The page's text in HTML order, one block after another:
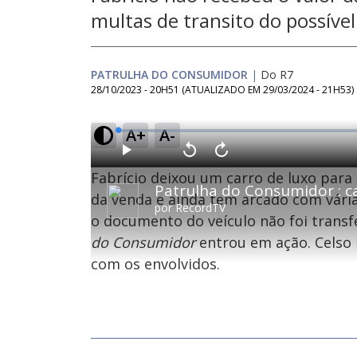
multas de transito do
PATRULHA DO CONSUMIDOR | Do R7
28/10/2023 - 20H51 (ATUALIZADO EM 29/03/2024 - 21H53)
A+ A-
porRecordTV
P
l
a
y
V
o
t
a
r
1
0
s
g
u
n
d
A
v
a
n
ç
a
r
1
0
e
g
n
L
o
a
d
e
:
0
.
2
%
Fabrício deixou um carro de luxo
da venda e ainda tem arcado com
o documento do veículo não foi
do Consumidorentrou em ação.
com os envolvidos.